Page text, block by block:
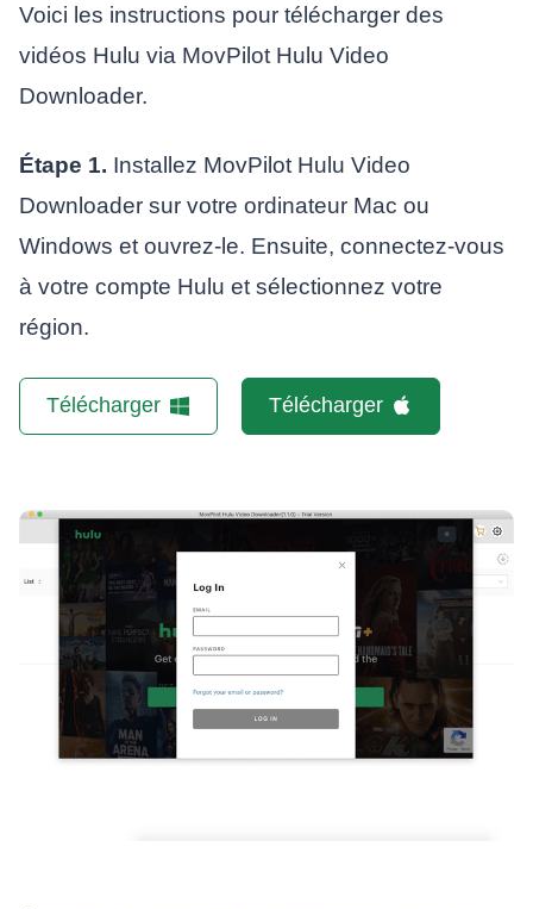
Voici les instructions pour télécharger des
vidéos Hulu via MovPilot Hulu Video
Downloader.
Étape 1. Installez MovPilot Hulu Video
Downloader sur votre ordinateur Mac ou
Windows et ouvrez-le. Ensuite, connectez-vous
à votre compte Hulu et sélectionnez votre
région.
Télécharger Télécharger